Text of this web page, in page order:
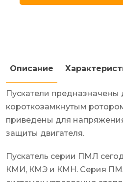
Описание
Пускатели предназначены
короткозамкнутым
приведены для
защиты двигателя.
Пускатель серии ПМЛ
КМИ, КМЭ и КМН. Серия ПМЛ